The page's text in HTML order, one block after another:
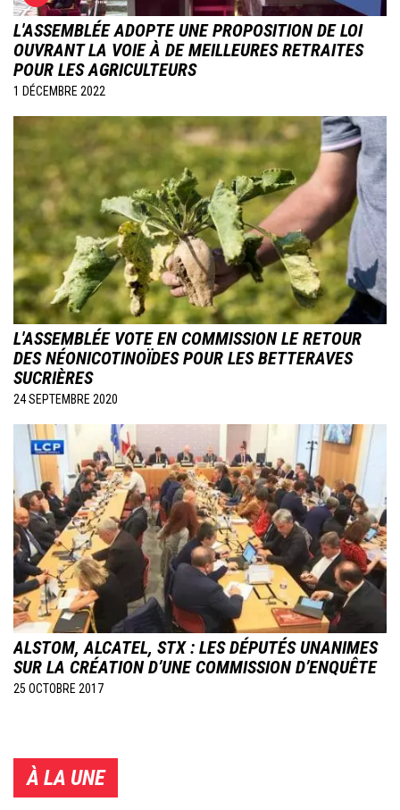
L'ASSEMBLÉE ADOPTE UNE PROPOSITION DE LOI
OUVRANT LA VOIE À DE MEILLEURES RETRAITES
POUR LES AGRICULTEURS
1 DÉCEMBRE 2022
Image
L'ASSEMBLÉE VOTE EN COMMISSION LE RETOUR
DES NÉONICOTINOÏDES POUR LES BETTERAVES
SUCRIÈRES
24 SEPTEMBRE 2020
ALSTOM, ALCATEL, STX : LES DÉPUTÉS UNANIMES
SUR LA CRÉATION D’UNE COMMISSION D’ENQUÊTE
25 OCTOBRE 2017
À LA UNE